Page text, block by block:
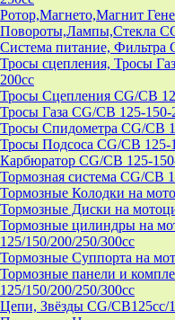
Ротор,Магнето,Магнит
Повороты,Лампы,Стекла
Система питание, Фильтра
Тросы сцепления, Тросы
200cc
Тросы Сцепления CG/CB
Тросы Газа CG/CB 125-150-
Тросы Спидометра CG/CB
Тросы Подсоса CG/CB 125-
Карбюратор CG/CB 125-
Тормозная система CG/CB
Тормозные Колодки на
Тормозные Диски на
Тормозные цилиндры на
125/150/200/250/300cc
Тормозные Суппорта на
Тормозные панели и
125/150/200/250/300cc
Цепи, Звёзды CG/CB125cc/